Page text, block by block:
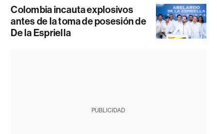
Colombia incauta explosivos
antes de la toma de posesión de
De la Espriella
PUBLICIDAD